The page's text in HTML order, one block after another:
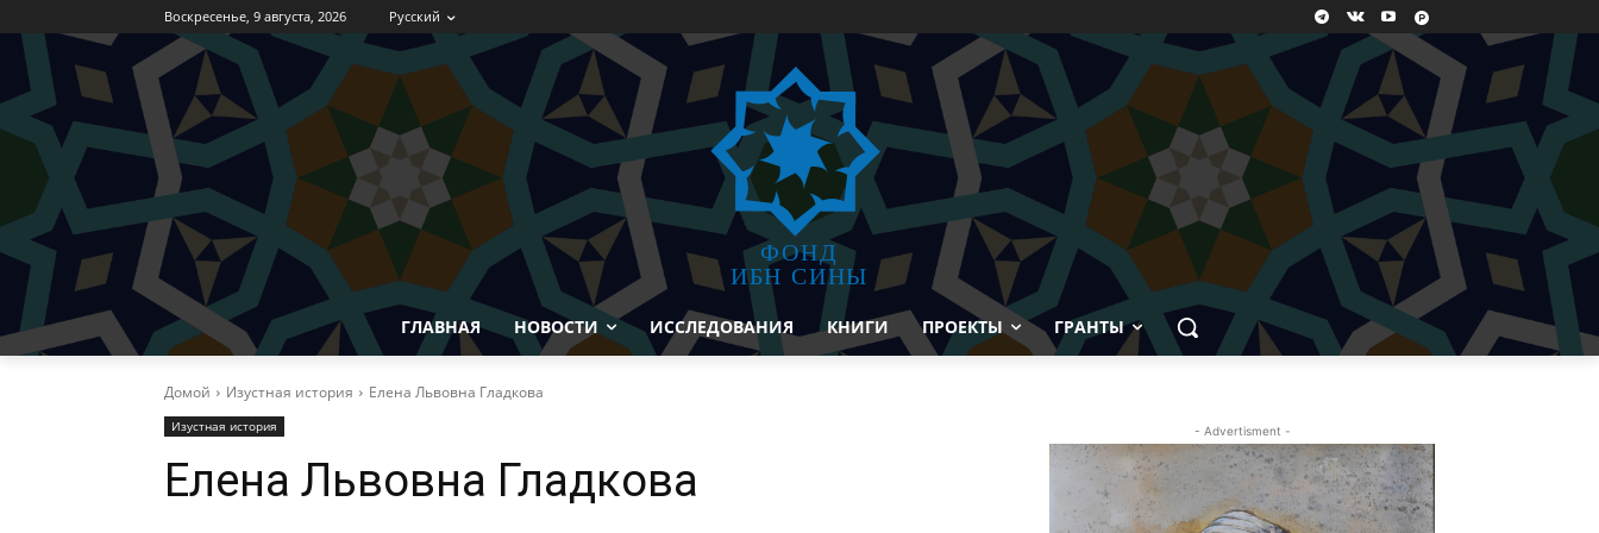
Воскресенье, 9 августа, 2026 Русский
ФОНД
ИБН СИНЫ
ГЛАВНАЯ НОВОСТИ ИССЛЕДОВАНИЯ КНИГИ ПРОЕКТЫ ГРАНТЫ
Домой Изустная история Елена Львовна Гладкова
Изустная история
Елена Львовна Гладкова
- Advertisment -